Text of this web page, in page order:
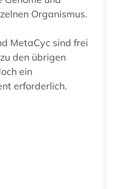
Organismus.
MetaCyc sind frei
den übrigen
ein
erforderlich.